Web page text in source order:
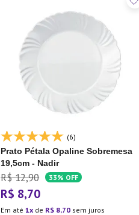
(6)
Prato Pétala Opaline Sobremesa
19,5cm - Nadir
R$ 12,90 33% OFF
R$ 8,70
Em até1 de R$ 8,70 sem juros
6º
Copo
Aparelho
Lixeira
Panela